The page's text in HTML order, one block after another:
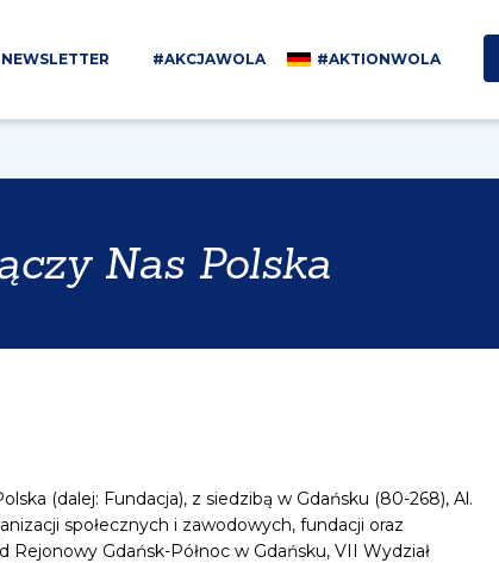
NEWSLETTER #AKCJAWOLA #AKTIONWOLA
Nas Polska
(dalej: Fundacja), z siedzibą w Gdańsku (80-268), Al.
społecznych i zawodowych, fundacji oraz
Gdańsk-Północ w Gdańsku, VII Wydział